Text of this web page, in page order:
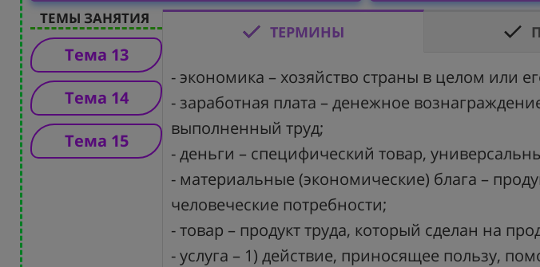
ТЕМЫ ЗАНЯТИЯ
Тема 13
Тема 14
Тема 15
ТЕРМИНЫ
- экономика – хозяйство страны в целом или
- заработная плата – денежное
выполненный труд;
- деньги – специфический товар,
- материальные (экономические) блага –
человеческие потребности;
- товар – продукт труда, который сделан на
- услуга – 1) действие, приносящее пользу,